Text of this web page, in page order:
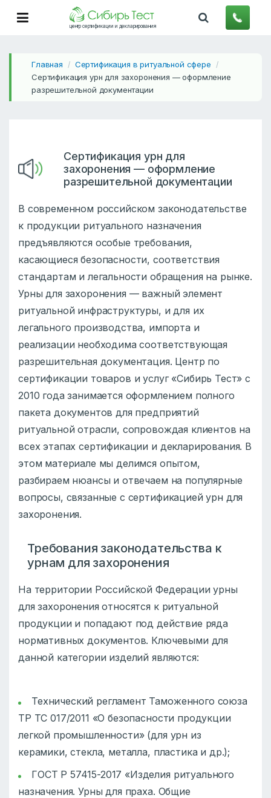
центр сертификации и декларирования
Главная / Сертификация в ритуальной сфере /
Сертификация урн для захоронения — оформление
разрешительной документации
Сертификация урн для
захоронения — оформление
разрешительной документации
В современном российском законодательстве
к продукции ритуального назначения
предъявляются особые требования,
касающиеся безопасности, соответствия
стандартам и легальности обращения на рынке.
Урны для захоронения — важный элемент
ритуальной инфраструктуры, и для их
легального производства, импорта и
реализации необходима соответствующая
разрешительная документация. Центр по
сертификации товаров и услуг «Сибирь Тест» с
2010 года занимается оформлением полного
пакета документов для предприятий
ритуальной отрасли, сопровождая клиентов на
всех этапах сертификации и декларирования. В
этом материале мы делимся опытом,
разбираем нюансы и отвечаем на популярные
вопросы, связанные с сертификацией урн для
захоронения.
Требования законодательства к
урнам для захоронения
На территории Российской Федерации урны
для захоронения относятся к ритуальной
продукции и попадают под действие ряда
нормативных документов. Ключевыми для
данной категории изделий являются:
Технический регламент Таможенного союза
ТР ТС 017/2011 «О безопасности продукции
легкой промышленности» (для урн из
керамики, стекла, металла, пластика и др.);
ГОСТ Р 57415-2017 «Изделия ритуального
назначения. Урны для праха. Общие